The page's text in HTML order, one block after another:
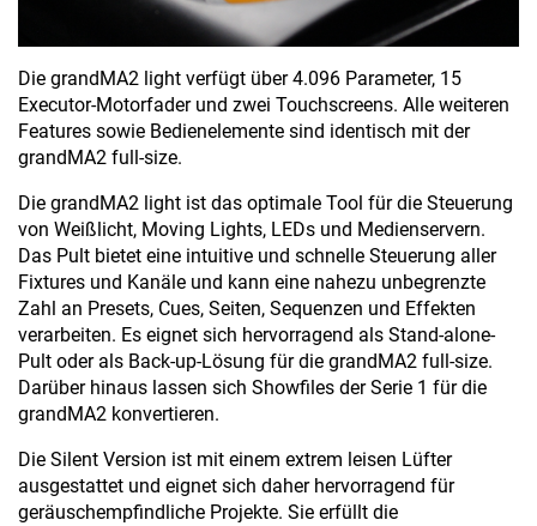
Die grandMA2 light verfügt über 4.096 Parameter, 15
Executor-Motorfader und zwei Touchscreens. Alle weiteren
Features sowie Bedienelemente sind identisch mit der
grandMA2 full-size.
Die grandMA2 light ist das optimale Tool für die Steuerung
von Weißlicht, Moving Lights, LEDs und Medienservern.
Das Pult bietet eine intuitive und schnelle Steuerung aller
Fixtures und Kanäle und kann eine nahezu unbegrenzte
Zahl an Presets, Cues, Seiten, Sequenzen und Effekten
verarbeiten. Es eignet sich hervorragend als Stand-alone-
Pult oder als Back-up-Lösung für die grandMA2 full-size.
Darüber hinaus lassen sich Showfiles der Serie 1 für die
grandMA2 konvertieren.
Die Silent Version ist mit einem extrem leisen Lüfter
ausgestattet und eignet sich daher hervorragend für
geräuschempfindliche Projekte. Sie erfüllt die